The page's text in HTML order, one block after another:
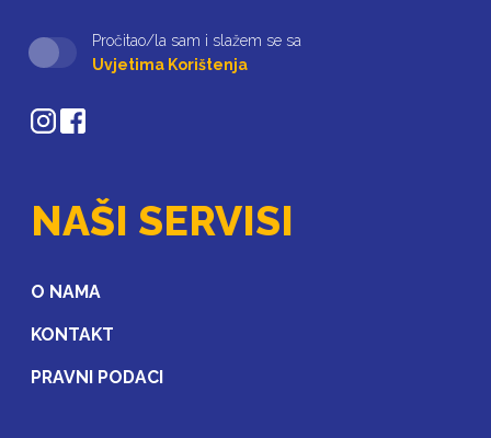
Pročitao/la sam i slažem se sa
Uvjetima Korištenja
NAŠI SERVISI
O NAMA
KONTAKT
PRAVNI PODACI